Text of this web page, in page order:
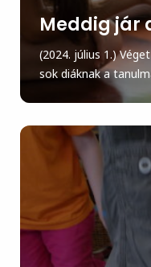
Meddig jár
(2024. július 1.)
sok diáknak a